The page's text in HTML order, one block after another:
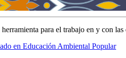
para el trabajo en y con
en Educación Ambiental Popular